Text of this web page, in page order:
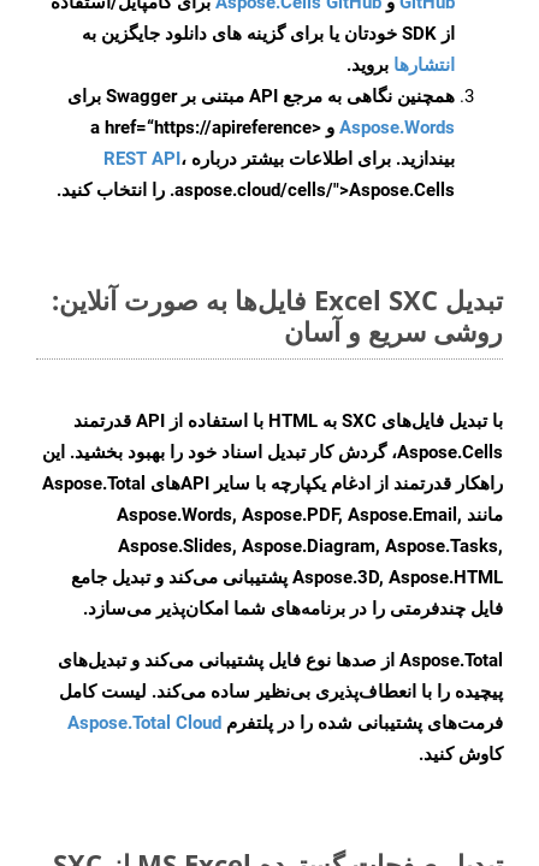
از SDK خودتان یا برای گزینه های دانلود جایگزین به
انتشارها بروید.
همچنین نگاهی به مرجع API مبتنی بر Swagger برای
Aspose.Words
و <a href=“https://apireference
بیندازید. برای اطلاعات بیشتر درباره REST API،
.aspose.cloud/cells/">Aspose.Cells را انتخاب کنید.
تبدیل Excel SXC فایل‌ها به صورت آنلاین:
روشی سریع و آسان
با تبدیل فایل‌های SXC به HTML با استفاده از API قدرتمند
Aspose.Cells، گردش کار تبدیل اسناد خود را بهبود بخشید. این
راهکار قدرتمند از ادغام یکپارچه با سایر APIهای Aspose.Total
مانند Aspose.Words, Aspose.PDF, Aspose.Email,
Aspose.Slides, Aspose.Diagram, Aspose.Tasks,
Aspose.3D, Aspose.HTML پشتیبانی می‌کند و تبدیل جامع
فایل چندفرمتی را در برنامه‌های شما امکان‌پذیر می‌سازد.
Aspose.Total از صدها نوع فایل پشتیبانی می‌کند و تبدیل‌های
پیچیده را با انعطاف‌پذیری بی‌نظیر ساده می‌کند. لیست کامل
فرمت‌های پشتیبانی شده را در پلتفرم Aspose.Total Cloud
کاوش کنید.